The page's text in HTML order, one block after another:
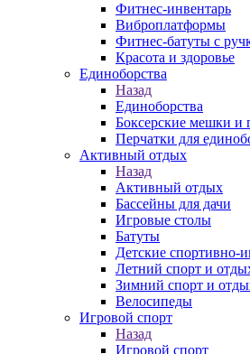
Фитнес-инвентарь
Виброплатформы
Фитнес-батуты с
Красота и здоровье
Единоборства
Назад
Единоборства
Боксерские мешки и
Перчатки для
Активный отдых
Назад
Активный отдых
Бассейны для дачи
Игровые столы
Батуты
Детские спортивно-
Летний спорт и
Зимний спорт и
Велосипеды
Игровой спорт
Назад
Игровой спорт